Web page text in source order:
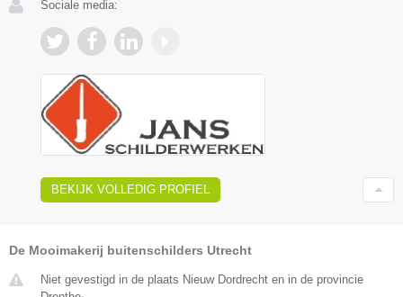
Sociale media:
BEKIJK VOLLEDIG PROFIEL
De Mooimakerij buitenschilders Utrecht
Niet gevestigd in de plaats Nieuw Dordrecht en in de provincie